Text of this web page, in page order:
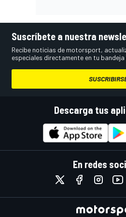
Suscríbete a nuestra
Recibe noticias de motorsport,
especiales directamente en tu
Descarga tus
En redes